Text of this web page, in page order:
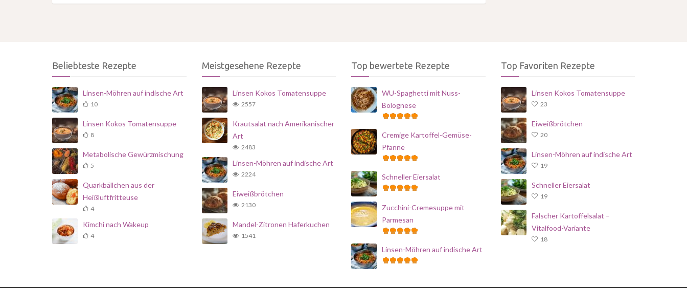
Beliebteste Rezepte
Linsen-Möhren auf indische Art
10
Linsen Kokos Tomatensuppe
8
Metabolische Gewürzmischung
5
Quarkbällchen aus der
Heißluftfritteuse
4
Kimchi nach Wakeup
4
Meistgesehene Rezepte
Linsen Kokos Tomatensuppe
2557
Krautsalat nach Amerikanischer
Art
2483
Linsen-Möhren auf indische Art
2224
Eiweißbrötchen
2130
Mandel-Zitronen Haferkuchen
1541
Top bewertete Rezepte
WU-Spaghetti mit Nuss-
Bolognese
Cremige Kartoffel-Gemüse-
Pfanne
Schneller Eiersalat
Zucchini-Cremesuppe mit
Parmesan
Linsen-Möhren auf indische Art
Top Favoriten Rezepte
Linsen Kokos Tomatensuppe
23
Eiweißbrötchen
20
Linsen-Möhren auf indische Art
19
Schneller Eiersalat
19
Falscher Kartoffelsalat –
Vitalfood-Variante
18